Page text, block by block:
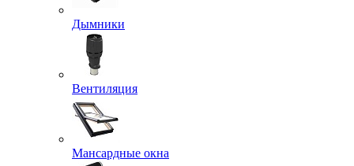
Дымники
Вентиляция
Мансардные окна